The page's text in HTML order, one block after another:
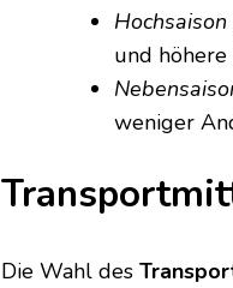
Hochsaison
und höhere
weniger
Die Wahl des